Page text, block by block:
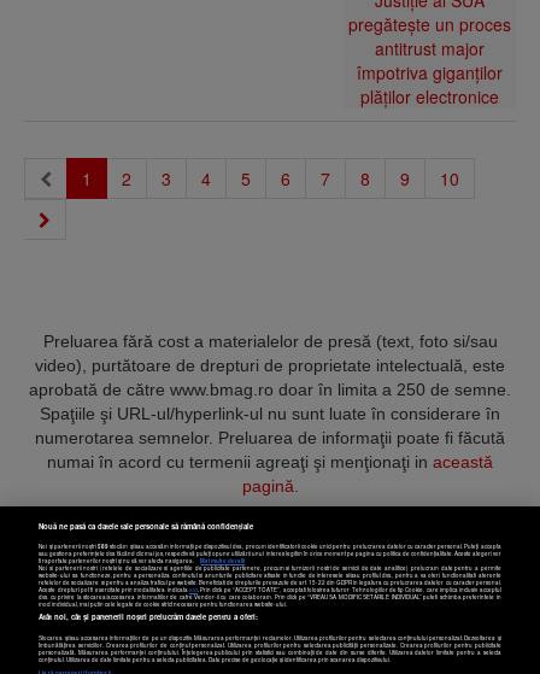
1 (current)
2 3 4 5 6 7 8 9 10
Preluarea fără cost a materialelor de presă (text, foto si/sau
video), purtătoare de drepturi de proprietate intelectuală, este
aprobată de către www.bmag.ro doar în limita a 250 de semne.
Spaţiile şi URL-ul/hyperlink-ul nu sunt luate în considerare în
numerotarea semnelor. Preluarea de informaţii poate fi făcută
numai în acord cu termenii agreaţi şi menţionaţi in această
pagină
Termeni și condiții Confidențialitate Cookies Contact
Copyright © 2025 BUSINESSMEX S.A.
Setări cookies
Nouă ne pasă ca datele tale personale să rămână confidențiale
Noi și partenerii noștri589stocăm și/sau accesăm informații pe dispozitivul dvs., precum identificatorii cookie unici pentru prelucrarea datelor cu caracter personal. Puteți accepta
sau gestiona preferințele dvs. făcând clic mai jos, respectiv vă puteți opune utilizării unui interes legitim în orice moment pe pagina cu politica de confidențialitate. Aceste alegeri vor
fi raportate partenerilor noștri și nu vă vor afecta navigarea.
Mai multe detalii
Noi si partenerii nostri (retelele de socializare si agentiile de publicitate partenere, precum si furnizorii nostri de servicii de date analitice) prelucram date pentru a permite
website-ului sa functioneze, pentru a personaliza continutul si anunturile publicitare afisate in functie de interesele si/sau profilul dvs., pentru a va oferi functionalitati aferente
retelelor de socializare si pentru a analiza traficul pe website. Beneficiati de drepturile prevazute de art. 15-22 din GDPR in legatura cu prelucrarea datelor cu caracter personal.
Aceste drepturi pot fi exercitate prin modalitatea indicataaici. Prin click pe “ACCEPT TOATE”, acceptati folosirea tuturor Tehnologiilor de tip Cookie, care implica inclusiv acceptul
dvs. cu privire la stocarea/accesarea informatiilor de catre Vendor-ii cu care colaboram. Prin click pe “VREAU SA MODIFIC SETARILE INDIVIDUAL” puteti schimba preferintele in
mod individual, mai putin cele legate de cookie strict necesare pentru functionarea website-ului.
Atât noi, cât și partenerii noștri prelucrăm datele pentru a oferi:
Stocarea și/sau accesarea informațiilor de pe un dispozitiv. Măsurarea performanței reclamelor. Utilizarea profilurilor pentru selectarea conținutului personalizat. Dezvoltarea și
îmbunătățirea serviciilor. Crearea profilurilor de conținut personalizat. Utilizarea profilurilor pentru selectarea publicității personalizate. Crearea profilurilor pentru publicitate
personalizată. Măsurarea performanței conținutului. Înțelegerea publicului prin statistici sau combinații de date din surse diferite. Utilizarea datelor limitate pentru a selecta
conținutul. Utilizarea de date limitate pentru a selecta publicitatea. Date precise de geolocație și identificarea prin scanarea dispozitivului.